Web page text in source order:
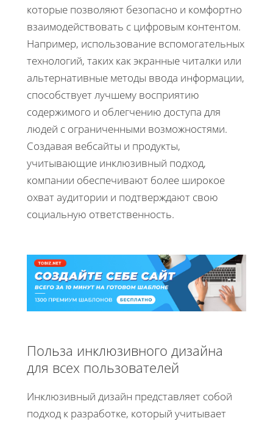
которые позволяют безопасно и комфортно
взаимодействовать с цифровым контентом.
Например, использование вспомогательных
технологий, таких как экранные читалки или
альтернативные методы ввода информации,
способствует лучшему восприятию
содержимого и облегчению доступа для
людей с ограниченными возможностями.
Создавая вебсайты и продукты,
учитывающие инклюзивный подход,
компании обеспечивают более широкое
охват аудитории и подтверждают свою
социальную ответственность.
Польза инклюзивного дизайна
для всех пользователей
Инклюзивный дизайн представляет собой
подход к разработке, который учитывает